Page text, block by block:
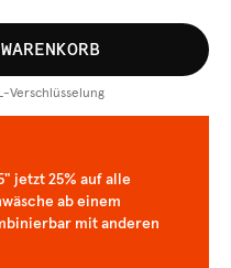
Verschlüsselung
jetzt 25% auf alle
ab einem
mit anderen